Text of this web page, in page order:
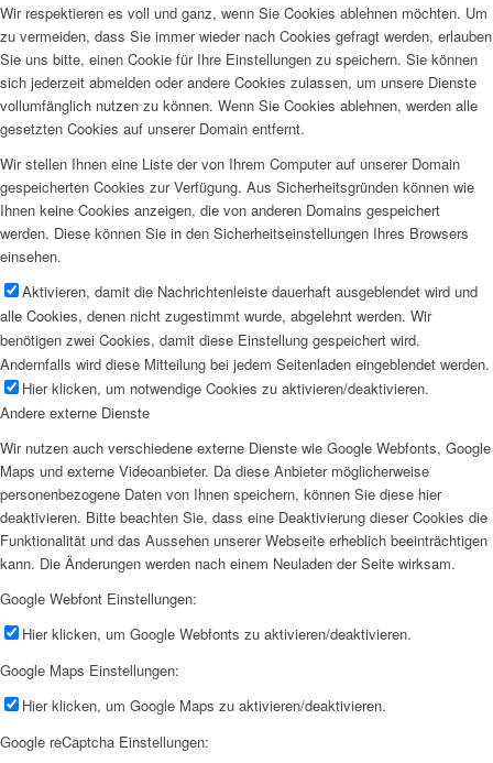
Wir respektieren es voll und ganz, wenn Sie Cookies ablehnen möchten. Um
zu vermeiden, dass Sie immer wieder nach Cookies gefragt werden, erlauben
Sie uns bitte, einen Cookie für Ihre Einstellungen zu speichern. Sie können
sich jederzeit abmelden oder andere Cookies zulassen, um unsere Dienste
vollumfänglich nutzen zu können. Wenn Sie Cookies ablehnen, werden alle
gesetzten Cookies auf unserer Domain entfernt.
Wir stellen Ihnen eine Liste der von Ihrem Computer auf unserer Domain
gespeicherten Cookies zur Verfügung. Aus Sicherheitsgründen können wie
Ihnen keine Cookies anzeigen, die von anderen Domains gespeichert
werden. Diese können Sie in den Sicherheitseinstellungen Ihres Browsers
einsehen.
Aktivieren, damit die Nachrichtenleiste dauerhaft ausgeblendet wird und
alle Cookies, denen nicht zugestimmt wurde, abgelehnt werden. Wir
benötigen zwei Cookies, damit diese Einstellung gespeichert wird.
Andernfalls wird diese Mitteilung bei jedem Seitenladen eingeblendet werden.
Hier klicken, um notwendige Cookies zu aktivieren/deaktivieren.
Andere externe Dienste
Wir nutzen auch verschiedene externe Dienste wie Google Webfonts, Google
Maps und externe Videoanbieter. Da diese Anbieter möglicherweise
personenbezogene Daten von Ihnen speichern, können Sie diese hier
deaktivieren. Bitte beachten Sie, dass eine Deaktivierung dieser Cookies die
Funktionalität und das Aussehen unserer Webseite erheblich beeinträchtigen
kann. Die Änderungen werden nach einem Neuladen der Seite wirksam.
Google Webfont Einstellungen:
Hier klicken, um Google Webfonts zu aktivieren/deaktivieren.
Google Maps Einstellungen:
Hier klicken, um Google Maps zu aktivieren/deaktivieren.
Google reCaptcha Einstellungen: